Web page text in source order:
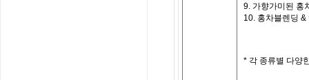
9. 가향가미된 홍
10. 홍차블렌딩 &
* 각 종류별 다양